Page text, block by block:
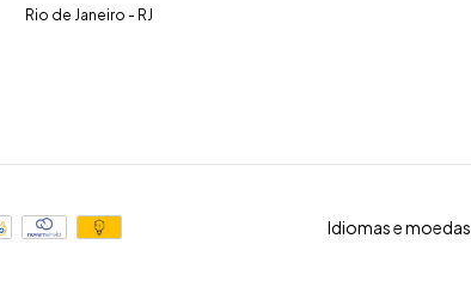
Rio de Janeiro - RJ
Idiomas e moedas